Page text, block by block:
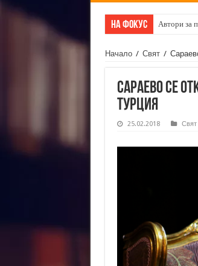
На фокус Автори за
Начало / Свят /
Сараево се
Турция
25.02.2018 Свят